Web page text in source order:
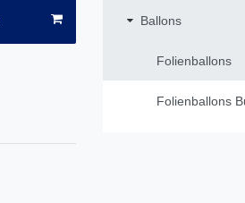
Ballons
Folienballons
Folienballons